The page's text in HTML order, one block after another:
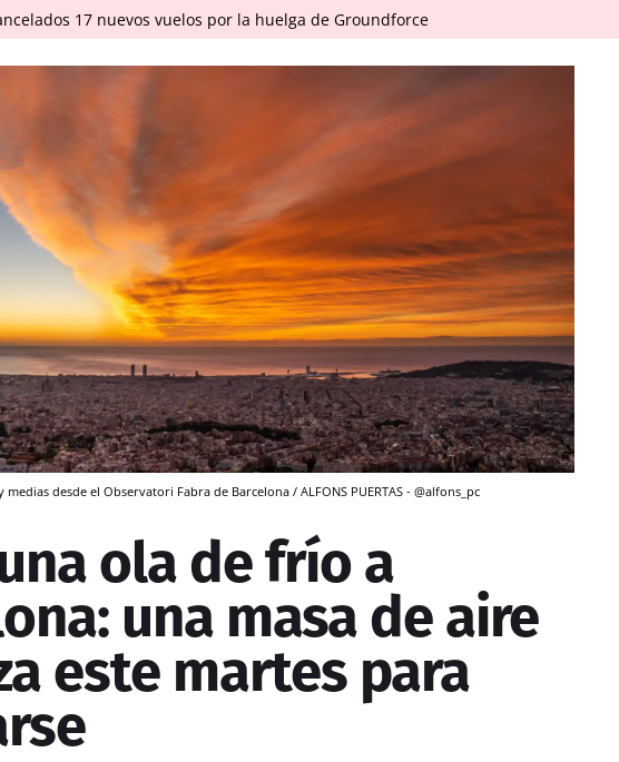
17 nuevos vuelos por la huelga de Groundforce
desde el Observatori Fabra de Barcelona / ALFONS PUERTAS - @alfons_pc
ola de frío a
una masa de aire
este martes para